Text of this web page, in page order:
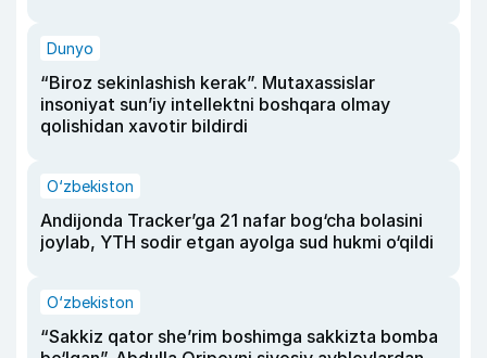
Dunyo
“Biroz sekinlashish kerak”. Mutaxassislar
insoniyat sun’iy intellektni boshqara olmay
qolishidan xavotir bildirdi
O‘zbekiston
Andijonda Tracker’ga 21 nafar bog‘cha bolasini
joylab, YTH sodir etgan ayolga sud hukmi o‘qildi
O‘zbekiston
“Sakkiz qator she’rim boshimga sakkizta bomba